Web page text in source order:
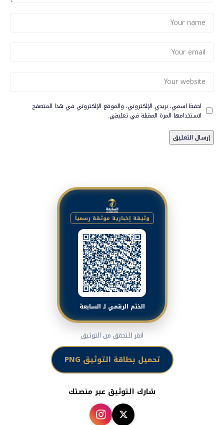
احفظ اسمي، بريدي الإلكتروني، والموقع الإلكتروني في هذا المتصفح
لاستخدامها المرة المقبلة في تعليقي.
وثيقة إخبارية موثقة رسمياً
الختم الرقمي لـ السابعة
انقر للتحقق من التوثيق
تحميل بطاقة التوثيق PNG
شارك التوثيق عبر منصتك